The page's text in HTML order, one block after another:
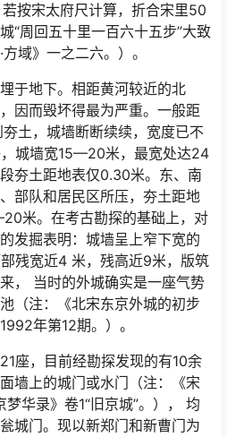
按宋太府尺计算，折合宋里50
“周回五十里一百六十五步”大致
域》一之二六。）。
于地下。相距黄河较近的北
因而毁坏得最为严重。一般距
土，城墙断断续续，宽度已不
城墙宽15—20米，最宽处达24
夯土距地表仅0.30米。东、南
部队和居民区所压，夯土距地
米。在考古勘探的基础上，对
发掘表明：城墙呈上窄下宽的
残宽近4 米，残高近9米，版筑
， 当时的外城确实是一座气势
（注：《北宋东京外城的初步
年第12期。）。
座，目前经勘探发现的有10余
墙上的城门或水门（注：《宋
华录》卷1“旧京城”。）， 均
城门。现以新郑门和新曹门为